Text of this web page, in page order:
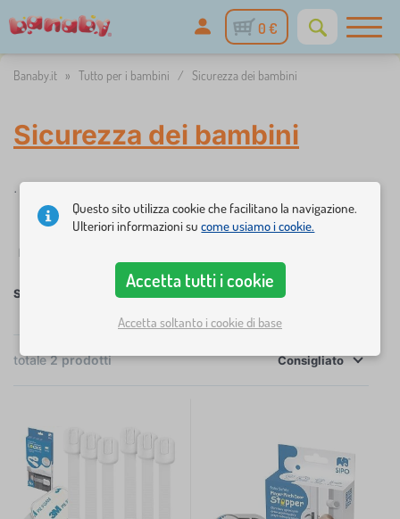
0 €
Banaby.it » Tutto per i bambini / Sicurezza dei bambini
Sicurezza dei bambini
.
Filtraggio
×
9 €24 €
Sicurezza dei bambini
totale2 prodotti
Consigliato
Questo sito utilizza cookie che facilitano la navigazione.
Ulteriori informazioni sucome usiamo i cookie.
Accetta tutti i cookie
Accetta soltanto i cookie di base